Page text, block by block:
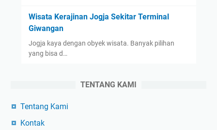
Wisata Kerajinan Jogja Sekitar Terminal
Giwangan
Jogja kaya dengan obyek wisata. Banyak pilihan
yang bisa d…
TENTANG KAMI
Tentang Kami
Kontak